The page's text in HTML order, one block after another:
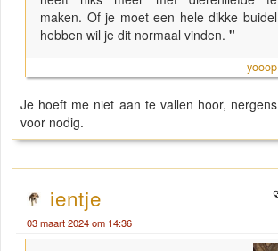
maken. Of je moet een hele dikke buidel
hebben wil je dit normaal vinden. "
yooop
Je hoeft me niet aan te vallen hoor, nergens
voor nodig.
ientje
03 maart 2024 om 14:36